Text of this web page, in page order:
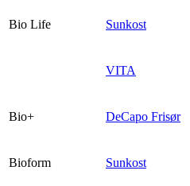
Bio Life Sunkost
VITA
Bio+ DeCapo Frisør
Bioform Sunkost